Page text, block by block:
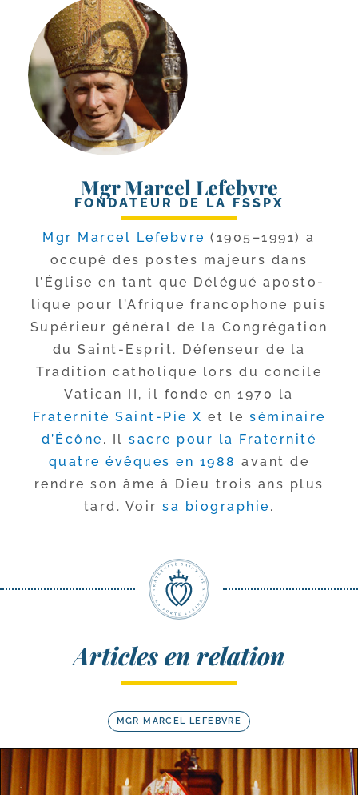
Mgr Marcel Lefebvre
FONDATEUR DE LA FSSPX
Mgr Marcel Lefebvre (1905–1991) a
occu­pé des postes majeurs dans
l’Église en tant que Délégué apos­to­
lique pour l’Afrique fran­co­phone puis
Supérieur géné­ral de la Congrégation
du Saint-​Esprit. Défenseur de la
Tradition catho­lique lors du concile
Vatican II, il fonde en 1970 la
Fraternité Saint-​Pie X et le sémi­naire
d’Écône . Il sacre pour la Fraternité
quatre évêques en 1988 avant de
rendre son âme à Dieu trois ans plus
tard. Voirsa bio­gra­phie .
Articles en relation
MGR MARCEL LEFEBVRE